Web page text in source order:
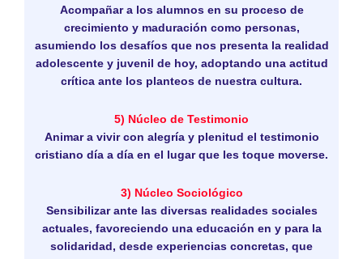
Acompañar a los alumnos en su proceso de
crecimiento y maduración como personas,
asumiendo los desafíos que nos presenta la realidad
adolescente y juvenil de hoy, adoptando una actitud
crítica ante los planteos de nuestra cultura.
5) Núcleo de Testimonio
Animar a vivir con alegría y plenitud el testimonio
cristiano día a día en el lugar que les toque moverse.
3) Núcleo Sociológico
Sensibilizar ante las diversas realidades sociales
actuales, favoreciendo una educación en y para la
solidaridad, desde experiencias concretas, que